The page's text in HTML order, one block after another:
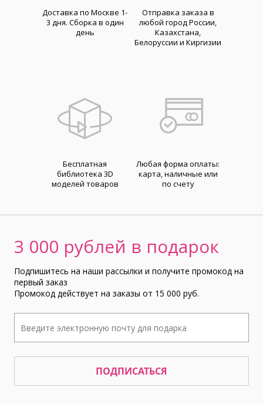
Доставка по Москве 1-
3 дня. Cборка в один
день
Отправка заказа в
любой город России,
Казахстана,
Белоруссии и Киргизии
Бесплатная
библиотека 3D
моделей товаров
Любая форма оплаты:
карта, наличные или
по счету
3 000 рублей в подарок
Подпишитесь на наши рассылки и получите промокод на
первый заказ
Промокод действует на заказы от 15 000 руб.
ПОДПИСАТЬСЯ